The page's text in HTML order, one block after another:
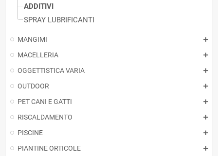
ADDITIVI
SPRAY LUBRIFICANTI
MANGIMI
MACELLERIA
OGGETTISTICA VARIA
OUTDOOR
PET CANI E GATTI
RISCALDAMENTO
PISCINE
PIANTINE ORTICOLE